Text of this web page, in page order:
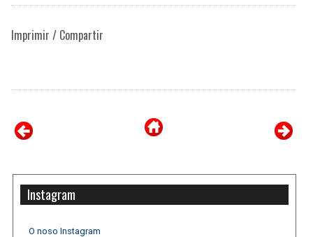
Imprimir / Compartir
Instagram
O noso Instagram